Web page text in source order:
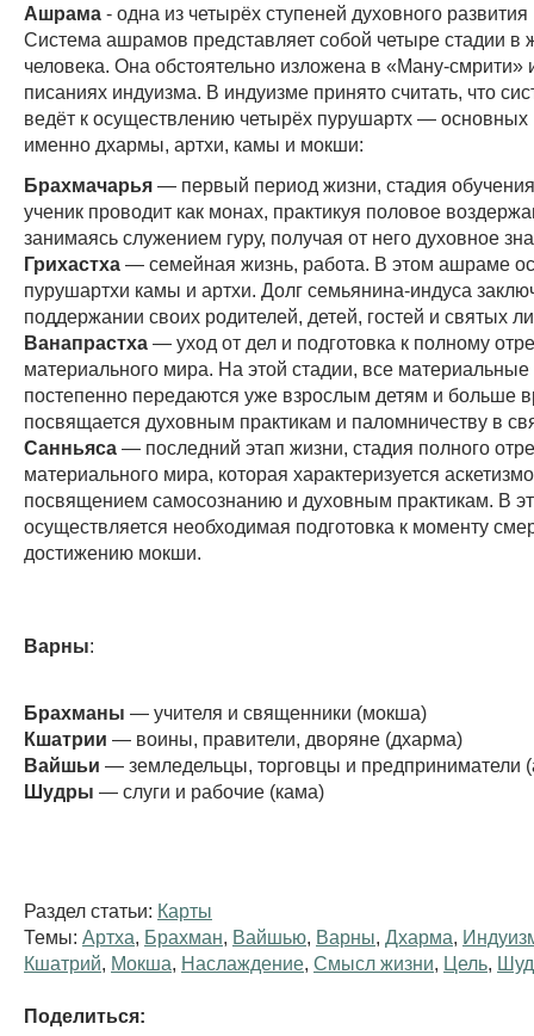
Ашрама - одна из четырёх ступеней духовного
Система ашрамов представляет собой четыре стадии в
человека. Она обстоятельно изложена в «Ману-смрити»
писаниях индуизма. В индуизме принято считать, что
ведёт к осуществлению четырёх пурушартх — основных
именно дхармы, артхи, камы и мокши:
Брахмачарья — первый период жизни, стадия
ученик проводит как монах, практикуя половое
занимаясь служением гуру, получая от него духовное
Грихастха — семейная жизнь, работа. В этом ашраме
пурушартхи камы и артхи. Долг семьянина-индуса
поддержании своих родителей, детей, гостей и святых
Ванапрастха — уход от дел и подготовка к полному
материального мира. На этой стадии, все материальные
постепенно передаются уже взрослым детям и больше
посвящается духовным практикам и паломничеству в
Санньяса — последний этап жизни, стадия полного
материального мира, которая характеризуется
посвящением самосознанию и духовным практикам. В
осуществляется необходимая подготовка к моменту
достижению мокши.
Варны:
Брахманы — учителя и священники (мокша)
Кшатрии — воины, правители, дворяне (дхарма)
Вайшьи — земледельцы, торговцы и предприниматели
Шудры — слуги и рабочие (кама)
Раздел статьи: Карты
Темы: Артха Брахман Вайшью Варны Дхарма
Кшатрий Мокша Наслаждение Смысл жизни Цель
Поделиться: